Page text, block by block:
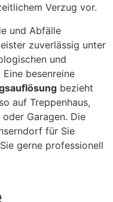
Verzug vor.
und Abfälle
zuverlässig unter
und
besenreine
bezieht
auf Treppenhaus,
Garagen. Die
für Sie
gerne professionell